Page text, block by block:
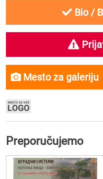
Bio /
Mesto za galeriju
Preporučujemo